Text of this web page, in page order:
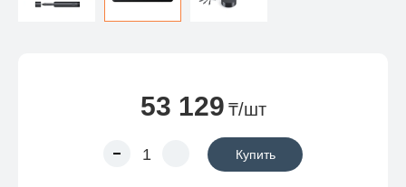
53 129 ₸/шт
Купить